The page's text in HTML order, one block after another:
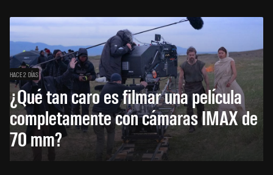
HACE 2 DÍAS
¿Qué tan caro es filmar una película
completamente con cámaras IMAX de
70 mm?